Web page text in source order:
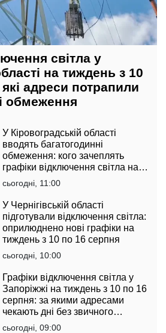
світла у
на тиждень з 10
адреси потрапили
обмеження
У Кіровоградській області
вводять багатогодинні
обмеження: кого зачеплять
графіки відключення світла на
тиждень з 10 по 16 серпня
сьогодні, 11:00
У Чернігівській області
підготували відключення світла:
оприлюднено нові графіки на
тиждень з 10 по 16 серпня
сьогодні, 10:00
Графіки відключення світла у
Запоріжжі на тиждень з 10 по 16
серпня: за якими адресами
чекають дні без звичного
комфорту
сьогодні, 09:00